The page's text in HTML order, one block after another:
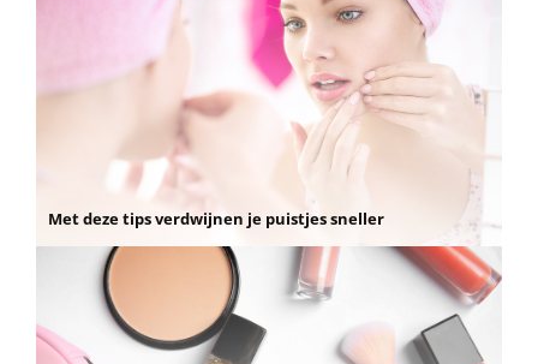
Met deze tips verdwijnen je puistjes sneller